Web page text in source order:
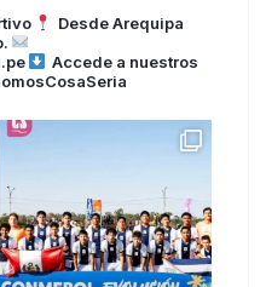
Desde Arequipa
Accede a nuestros